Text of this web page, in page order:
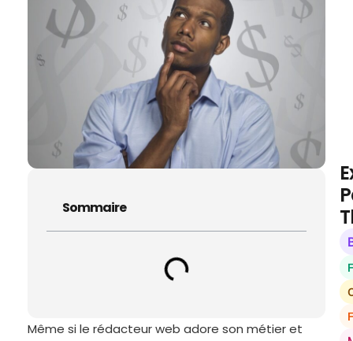
Sommaire
Même si le rédacteur web adore son métier et